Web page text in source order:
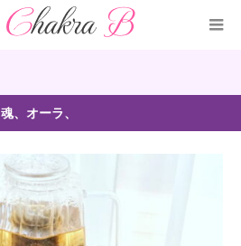
魂、オーラ、